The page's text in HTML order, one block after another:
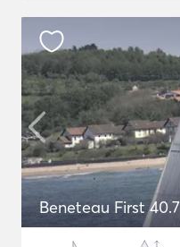
Beneteau First 40.7